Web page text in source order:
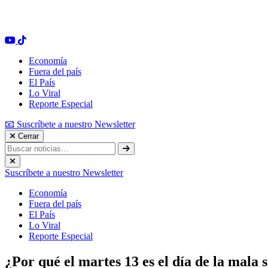
Economía
Fuera del país
El País
Lo Viral
Reporte Especial
📧 Suscríbete a nuestro Newsletter
Cerrar
Suscríbete a nuestro Newsletter
Economía
Fuera del país
El País
Lo Viral
Reporte Especial
¿Por qué el martes 13 es el día de la mala